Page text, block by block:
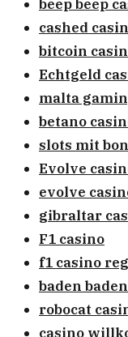
beep beep
cashed
bitcoin
Echtgeld
malta
betano
slots mit
Evolve
evolve
gibraltar
F1 casino
f1 casino
baden
robocat
casino